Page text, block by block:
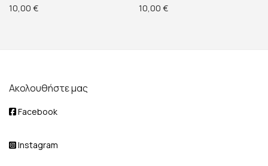
10,00 € 10,00 €
Ακολουθήστε μας
Facebook
Instagram